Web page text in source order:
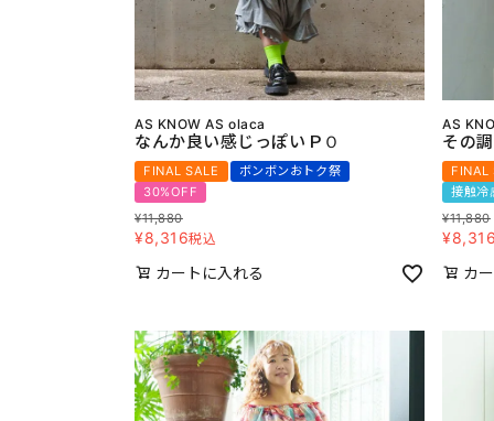
AS KNOW AS olaca
なんか良い感じっぽいＰＯ
FINAL SALE
ボンボンおトク祭
30%OFF
¥11,880
¥8,316税込
カートに入れる
AS
その
FINAL
接触冷
¥11,880
¥
カ